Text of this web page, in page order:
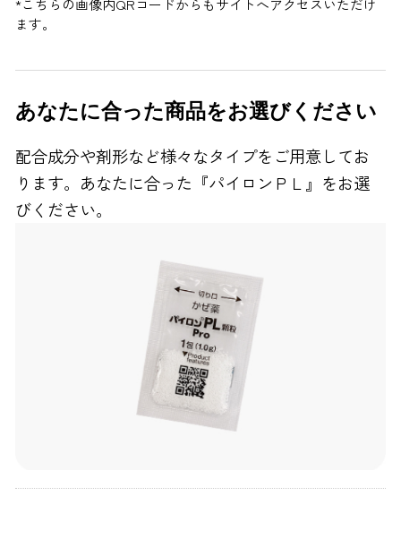
*こちらの画像内QRコードからもサイトへアクセスいただけ
ます。
あなたに合った商品をお選びください
配合成分や剤形など様々なタイプをご用意してお
ります。あなたに合った『パイロンＰＬ』をお選
びください。